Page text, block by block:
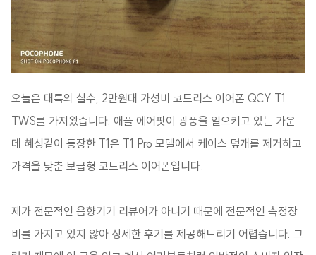
오늘은 대륙의 실수, 2만원대 가성비 코드리스 이어폰 QCY T1
TWS를 가져왔습니다. 애플 에어팟이 광풍을 일으키고 있는 가운
데 혜성같이 등장한 T1은 T1 Pro 모델에서 케이스 덮개를 제거하고
가격을 낮춘 보급형 코드리스 이어폰입니다.
제가 전문적인 음향기기 리뷰어가 아니기 때문에 전문적인 측정장
비를 가지고 있지 않아 상세한 후기를 제공해드리기 어렵습니다. 그